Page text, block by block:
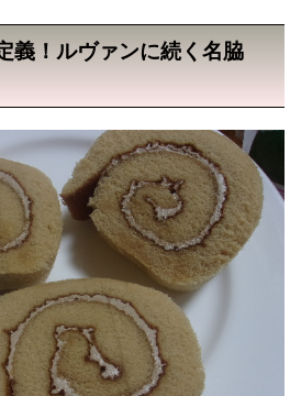
義！ルヴァンに続く名脇